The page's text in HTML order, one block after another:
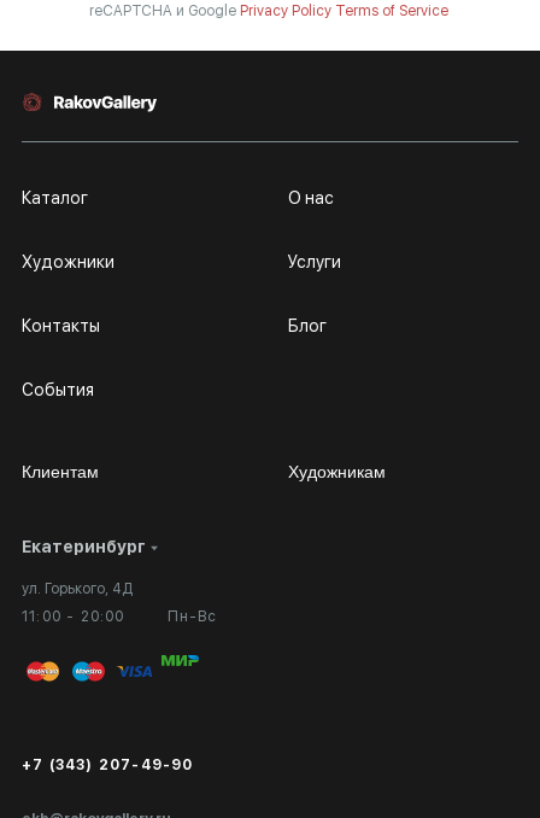
reCAPTCHA и Google Privacy Policy Terms of Service
Екатеринбург
ул. Горького, 4Д
11:00 - 20:00
Пн-Вс
+7 (343) 207-49-90
Каталог
Художники
Контакты
События
О нас
Услуги
Блог
Клиентам
Личный кабинет
Вопросы и ответы
Публичная оферта
Экспертиза/Вывоз за границу
Художникам
Сотрудничество
Выставка в галерее